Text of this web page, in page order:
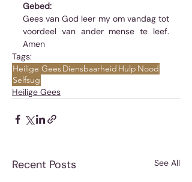
Gebed:
Gees van God leer my om vandag tot
voordeel van ander mense te leef.
Amen
Tags:
Heilige GeesDiensbaarheid Hulp Nood
Selfsug
Heilige Gees
Recent Posts See All